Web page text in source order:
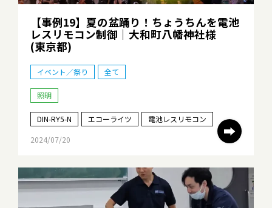
➡
【事例19】夏の盆踊り！ちょうちんを電池
レスリモコン制御 ｜大和町八幡神社様
(東京都)
イベント／祭り 全て
照明
DIN-RY5-N エコーライツ
電池レスリモコン
2024/07/20